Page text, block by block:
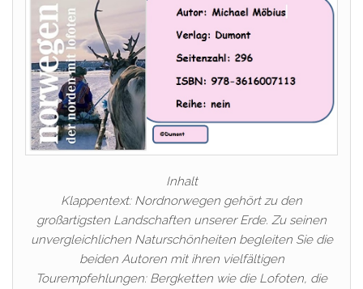
Inhalt
Klappentext: Nordnorwegen gehört zu den
großartigsten Landschaften unserer Erde. Zu seinen
unvergleichlichen Naturschönheiten begleiten Sie die
beiden Autoren mit ihren vielfältigen
Tourempfehlungen: Bergketten wie die Lofoten, die